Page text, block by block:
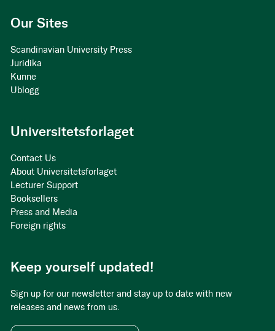
Our Sites
Scandinavian University Press
Juridika
Kunne
Ublogg
Universitetsforlaget
Contact Us
About Universitetsforlaget
Lecturer Support
Booksellers
Press and Media
Foreign rights
Keep yourself updated!
Sign up for our newsletter and stay up to date with new
releases and news from us.